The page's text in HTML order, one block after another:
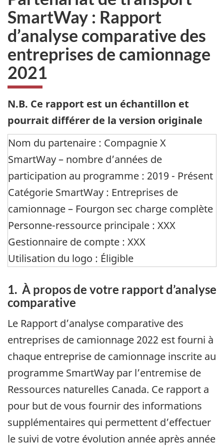
SmartWay : Rapport
d’analyse comparative des
entreprises de camionnage
2021
N.B. Ce rapport est un échantillon et
pourrait différer de la version originale
Nom du partenaire : Compagnie X
SmartWay – nombre d’années de
participation au programme : 2019 - Présent
Catégorie SmartWay : Entreprises de
camionnage – Fourgon sec charge complète
Personne-ressource principale : XXX
Gestionnaire de compte : XXX
Utilisation du logo : Éligible
1. À propos de votre rapport d’analyse
comparative
Le Rapport d’analyse comparative des
entreprises de camionnage 2022 est fourni à
chaque entreprise de camionnage inscrite au
programme SmartWay par l’entremise de
Ressources naturelles Canada. Ce rapport a
pour but de vous fournir des informations
supplémentaires qui permettent d’effectuer
le suivi de votre évolution année après année